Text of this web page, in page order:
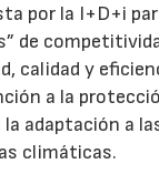
por la I+D+i
de
calidad y
a la
adaptación a
climáticas.